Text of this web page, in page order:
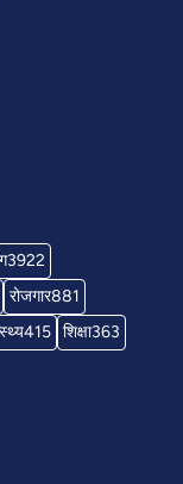
3922
रोजगार881
415 शिक्षा363